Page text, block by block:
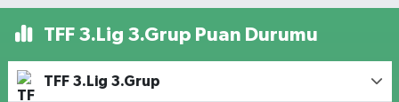
TFF 3.Lig 3.Grup Puan Durumu
TFF 3.Lig 3.Grup